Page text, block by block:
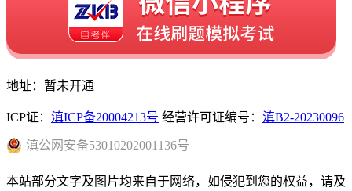
地址：暂未开通
ICP证： 滇ICP备20004213号 经营许可证编号： 滇B2-20230096
滇公网安备53010202001136号
本站部分文字及图片均来自于网络，如侵犯到您的权益，请及